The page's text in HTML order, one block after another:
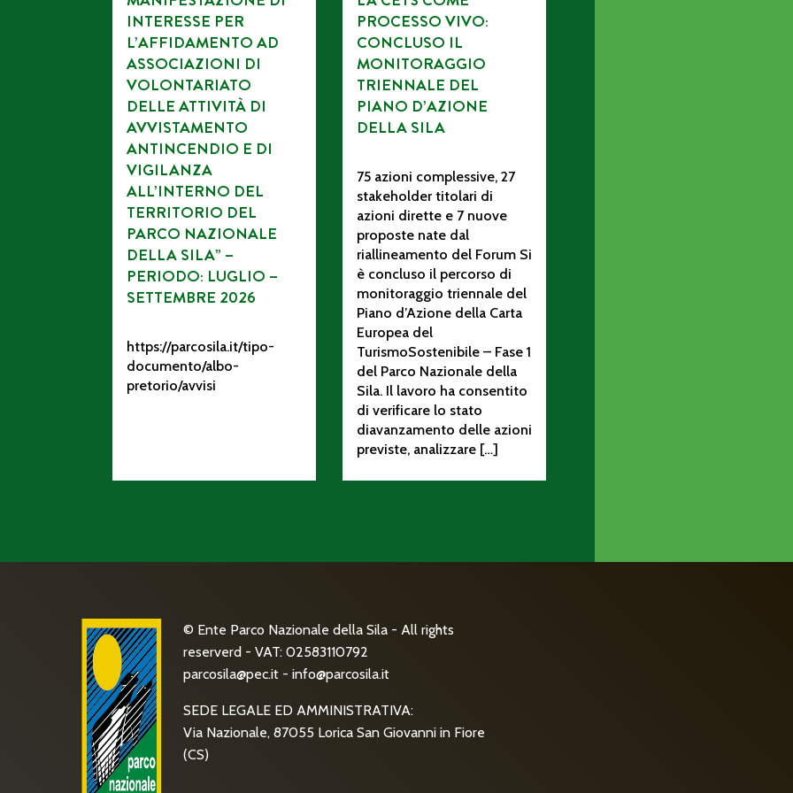
INTERESSE PER
L’AFFIDAMENTO AD
ASSOCIAZIONI DI
VOLONTARIATO
DELLE ATTIVITÀ DI
AVVISTAMENTO
ANTINCENDIO E DI
VIGILANZA
ALL’INTERNO DEL
TERRITORIO DEL
PARCO NAZIONALE
DELLA SILA” –
PERIODO: LUGLIO –
SETTEMBRE 2026
https://parcosila.it/tipo-
documento/albo-
pretorio/avvisi
PROCESSO VIVO:
CONCLUSO IL
MONITORAGGIO
TRIENNALE DEL
PIANO D’AZIONE
DELLA SILA
75 azioni complessive, 27
stakeholder titolari di
azioni dirette e 7 nuove
proposte nate dal
riallineamento del Forum Si
è concluso il percorso di
monitoraggio triennale del
Piano d’Azione della Carta
Europea del
TurismoSostenibile – Fase 1
del Parco Nazionale della
Sila. Il lavoro ha consentito
di verificare lo stato
diavanzamento delle azioni
previste, analizzare […]
© Ente Parco Nazionale della Sila - All rights
reserverd - VAT: 02583110792
parcosila@pec.it - info@parcosila.it
SEDE LEGALE ED AMMINISTRATIVA:
Via Nazionale, 87055 Lorica San Giovanni in Fiore
(CS)